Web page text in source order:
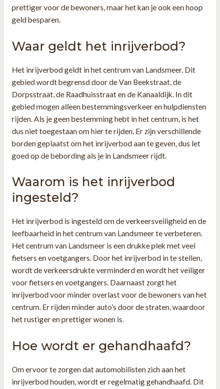
prettiger voor de bewoners, maar het kan je ook een hoop
geld besparen.
Waar geldt het inrijverbod?
Het inrijverbod geldt in het centrum van Landsmeer. Dit
gebied wordt begrensd door de Van Beekstraat, de
Dorpsstraat, de Raadhuisstraat en de Kanaaldijk. In dit
gebied mogen alleen bestemmingsverkeer en hulpdiensten
rijden. Als je geen bestemming hebt in het centrum, is het
dus niet toegestaan om hier te rijden. Er zijn verschillende
borden geplaatst om het inrijverbod aan te geven, dus let
goed op de bebording als je in Landsmeer rijdt.
Waarom is het inrijverbod
ingesteld?
Het inrijverbod is ingesteld om de verkeersveiligheid en de
leefbaarheid in het centrum van Landsmeer te verbeteren.
Het centrum van Landsmeer is een drukke plek met veel
fietsers en voetgangers. Door het inrijverbod in te stellen,
wordt de verkeersdrukte verminderd en wordt het veiliger
voor fietsers en voetgangers. Daarnaast zorgt het
inrijverbod voor minder overlast voor de bewoners van het
centrum. Er rijden minder auto’s door de straten, waardoor
het rustiger en prettiger wonen is.
Hoe wordt er gehandhaafd?
Om ervoor te zorgen dat automobilisten zich aan het
inrijverbod houden, wordt er regelmatig gehandhaafd. Dit